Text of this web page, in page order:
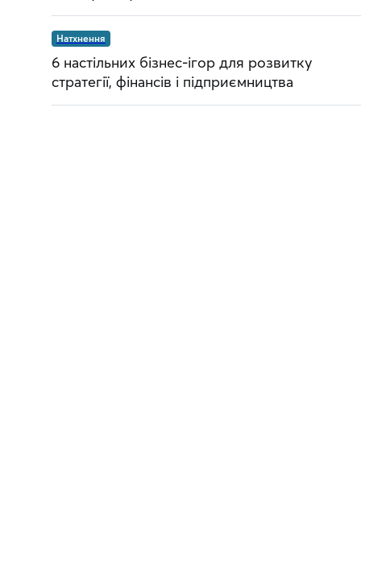
Натхнення
6 настільних бізнес-ігор для розвитку
стратегії, фінансів і підприємництва